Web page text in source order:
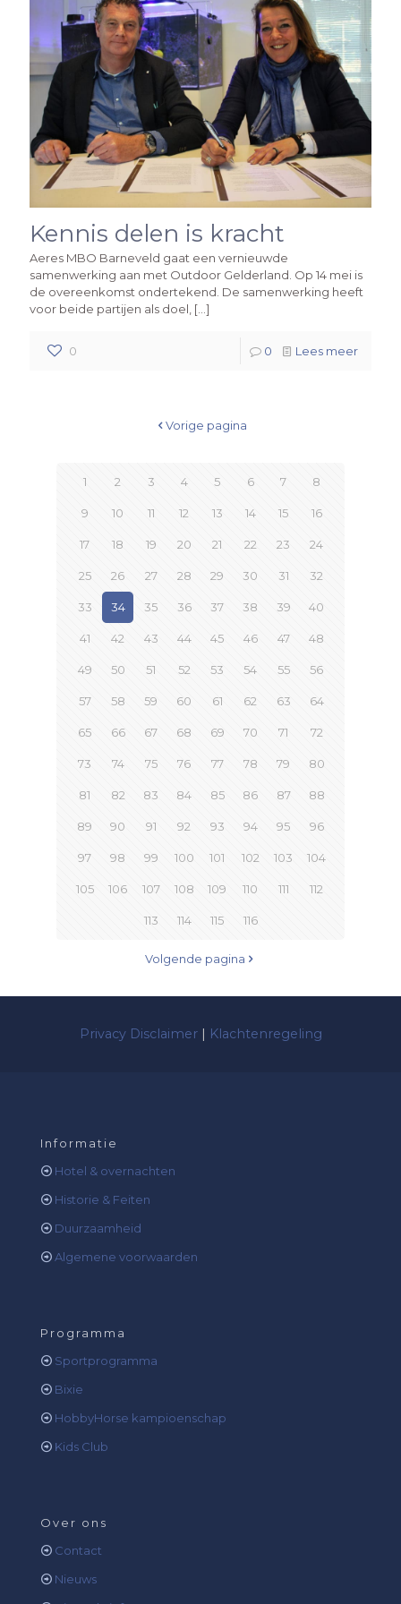
Kennis delen is kracht
Aeres MBO Barneveld gaat een vernieuwde
samenwerking aan met Outdoor Gelderland. Op 14 mei is
de overeenkomst ondertekend. De samenwerking heeft
voor beide partijen als doel, […]
0 0 Lees meer
Vorige pagina
1 2 3 4 5 6 7 8
9 10 11 12 13 14 15 16
17 18 19 20 21 22 23 24
25 26 27 28 29 30 31 32
33 34 35 36 37 38 39 40
41 42 43 44 45 46 47 48
49 50 51 52 53 54 55 56
57 58 59 60 61 62 63 64
65 66 67 68 69 70 71 72
73 74 75 76 77 78 79 80
81 82 83 84 85 86 87 88
89 90 91 92 93 94 95 96
97 98 99 100 101 102 103 104
105 106 107 108 109 110 111 112
113 114 115 116
Volgende pagina
Privacy Disclaimer| Klachtenregeling
Informatie
Hotel & overnachten
Historie & Feiten
Duurzaamheid
Algemene voorwaarden
Programma
Sportprogramma
Bixie
HobbyHorse kampioenschap
Kids Club
Over ons
Contact
Nieuws